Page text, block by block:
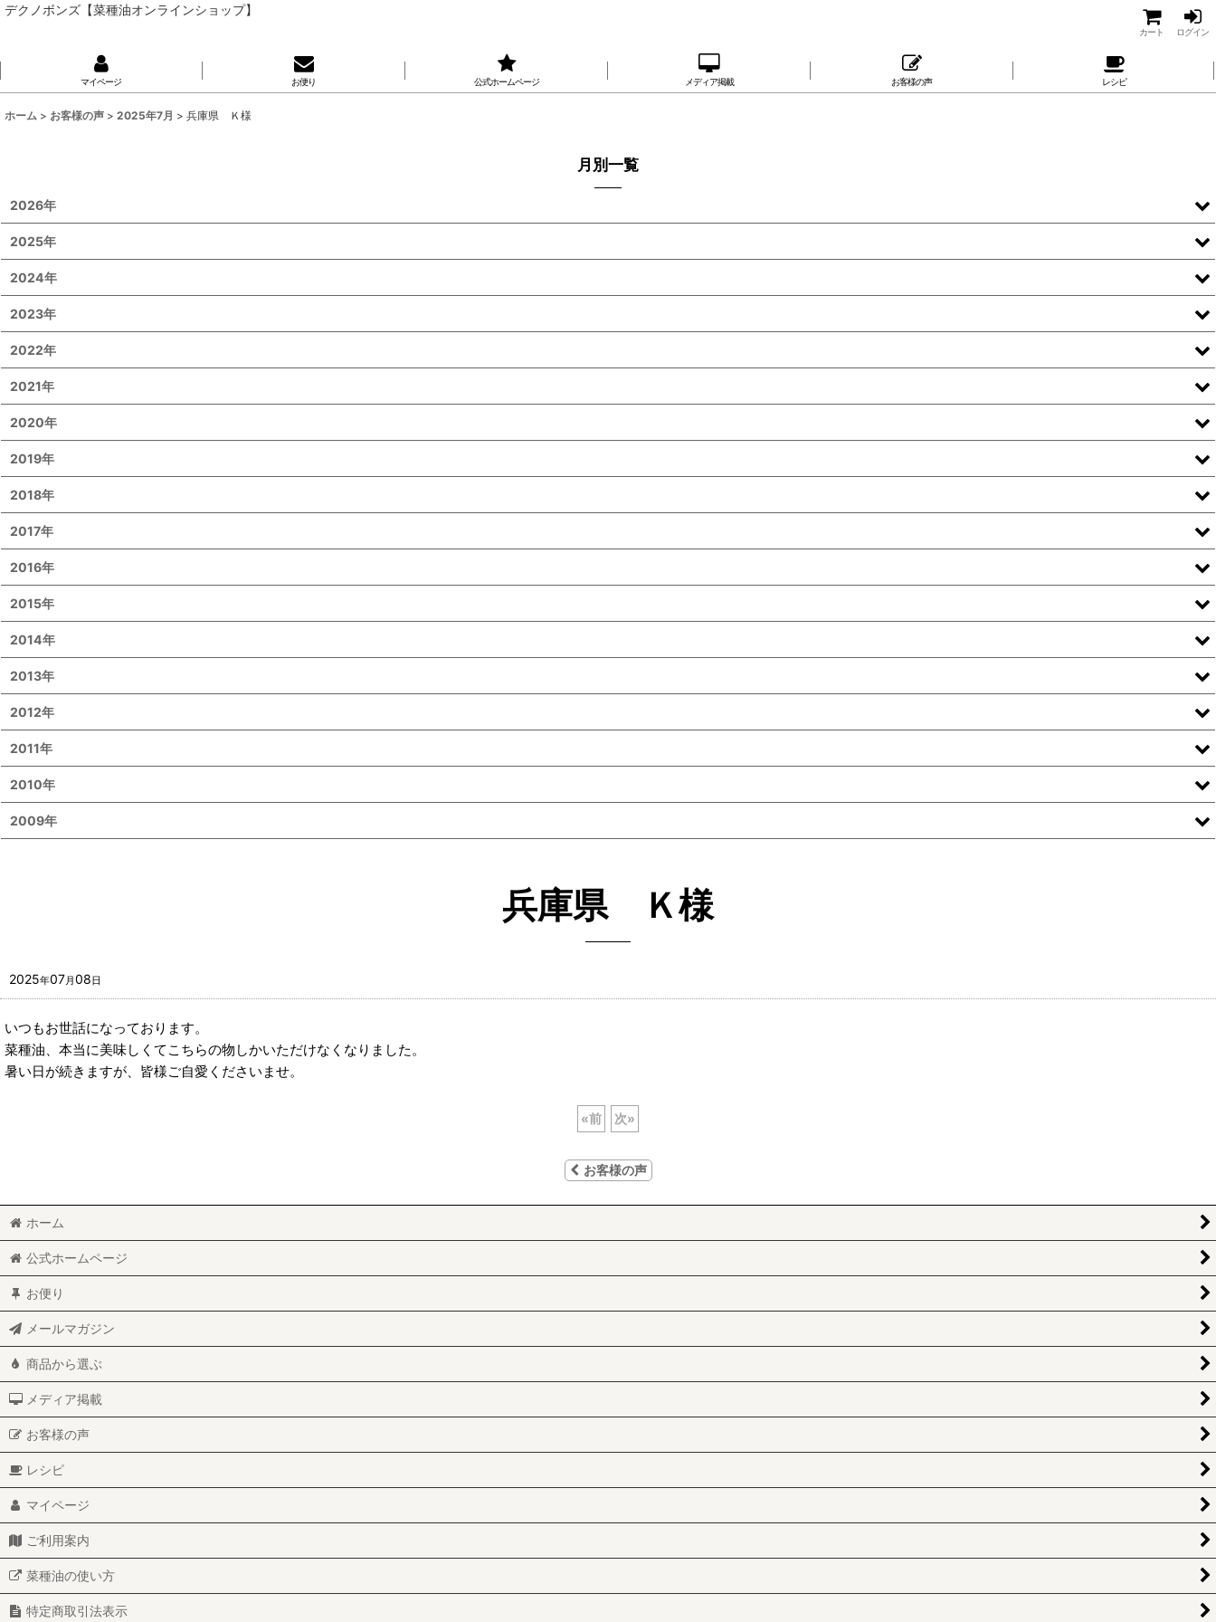
デクノボンズ【菜種油オンラインショップ】
カート ログイン
マイページ お便り 公式ホームページ メディア掲載 お客様の声 レシピ
ホーム > お客様の声 > 2025年7月 > 兵庫県 Ｋ様
兵庫県 Ｋ様
2025年07月08日
いつもお世話になっております。
菜種油、本当に美味しくてこちらの物しかいただけなくなりました。
暑い日が続きますが、皆様ご自愛くださいませ。
«前 次»
お客様の声
月別一覧
2026年
2025年
2024年
2023年
2022年
2021年
2020年
2019年
2018年
2017年
2016年
2015年
2014年
2013年
2012年
2011年
2010年
2009年
ホーム
公式ホームページ
お便り
メールマガジン
商品から選ぶ
メディア掲載
お客様の声
レシピ
マイページ
ご利用案内
菜種油の使い方
特定商取引法表示